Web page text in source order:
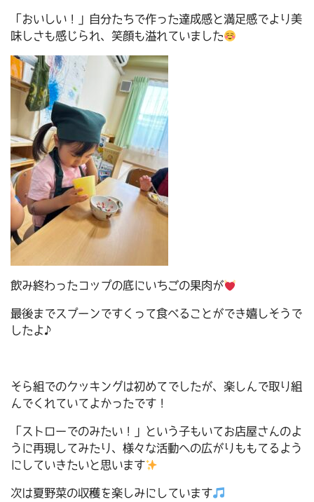
「おいしい！」自分たちで作った達成感と満足感でより美
味しさも感じられ、笑顔も溢れていました
飲み終わったコップの底にいちごの果肉が
最後までスプーンですくって食べることができ嬉しそうで
したよ♪
そら組でのクッキングは初めてでしたが、楽しんで取り組
んでくれていてよかったです！
「ストローでのみたい！」という子もいてお店屋さんのよ
うに再現してみたり、様々な活動への広がりももてるよう
にしていきたいと思います
次は夏野菜の収穫を楽しみにしています